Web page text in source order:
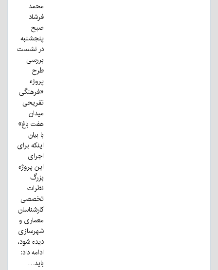
محمد
فرشاد
صبح
پنجشنبه
در نشست
بررسی
طرح
پروژه
«فرهنگی
تفریحی
میدان
هفت باغ»
با بیان
اینکه برای
اجرای
این پروژه
بزرگ
نظرات
تخصصی
کارشناسان
معماری و
شهرسازی
دیده شود،
ادامه داد:
باید…